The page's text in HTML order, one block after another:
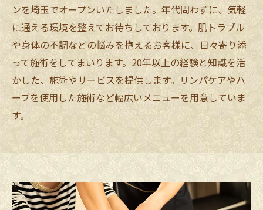
ンを埼玉でオープンいたしました。年代問わずに、気軽
に通える環境を整えてお待ちしております。肌トラブル
や身体の不調などの悩みを抱えるお客様に、日々寄り添
って施術をしてまいります。20年以上の経験と知識を活
かした、施術やサービスを提供します。リンパケアやハ
ーブを使用した施術など幅広いメニューを用意していま
す。